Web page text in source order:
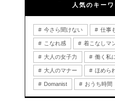
人気のキーワ
今さら聞けない 仕事
こなれ感 着こなしマ
大人の女子力 働く私
大人のマナー ほめら
Domanist おうち時間